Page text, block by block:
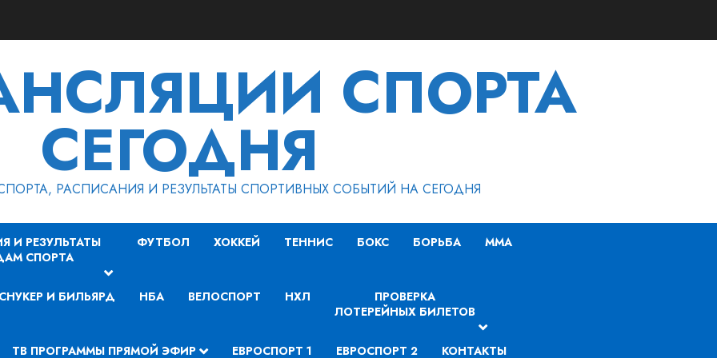
СПОРТА
СЕГОДНЯ
РАСПИСАНИЯ И РЕЗУЛЬТАТЫ СПОРТИВНЫХ СОБЫТИЙ НА СЕГОДНЯ
И РЕЗУЛЬТАТЫ
СПОРТА
ФУТБОЛ ХОККЕЙ ТЕННИС БОКС БОРЬБА MMA
СНУКЕР И БИЛЬЯРД НБА ВЕЛОСПОРТ НХЛ
ПРОВЕРКА
ЛОТЕРЕЙНЫХ БИЛЕТОВ
ТВ ПРОГРАММЫ ПРЯМОЙ ЭФИР ЕВРОСПОРТ 1 ЕВРОСПОРТ 2 КОНТАКТЫ